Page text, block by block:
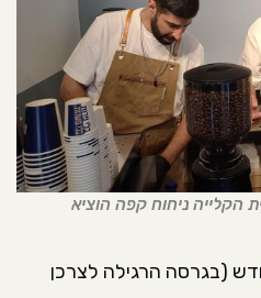
הקלייה ניחוח קפה הוציא
(בגרסה הרגילה לצרכן